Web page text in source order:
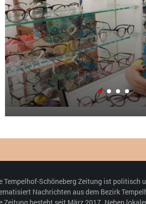
Tempelhof-Schöneberg Zeitung ist politisch
Nachrichten aus dem Bezirk
Zeitung besteht seit März 2017. Neben